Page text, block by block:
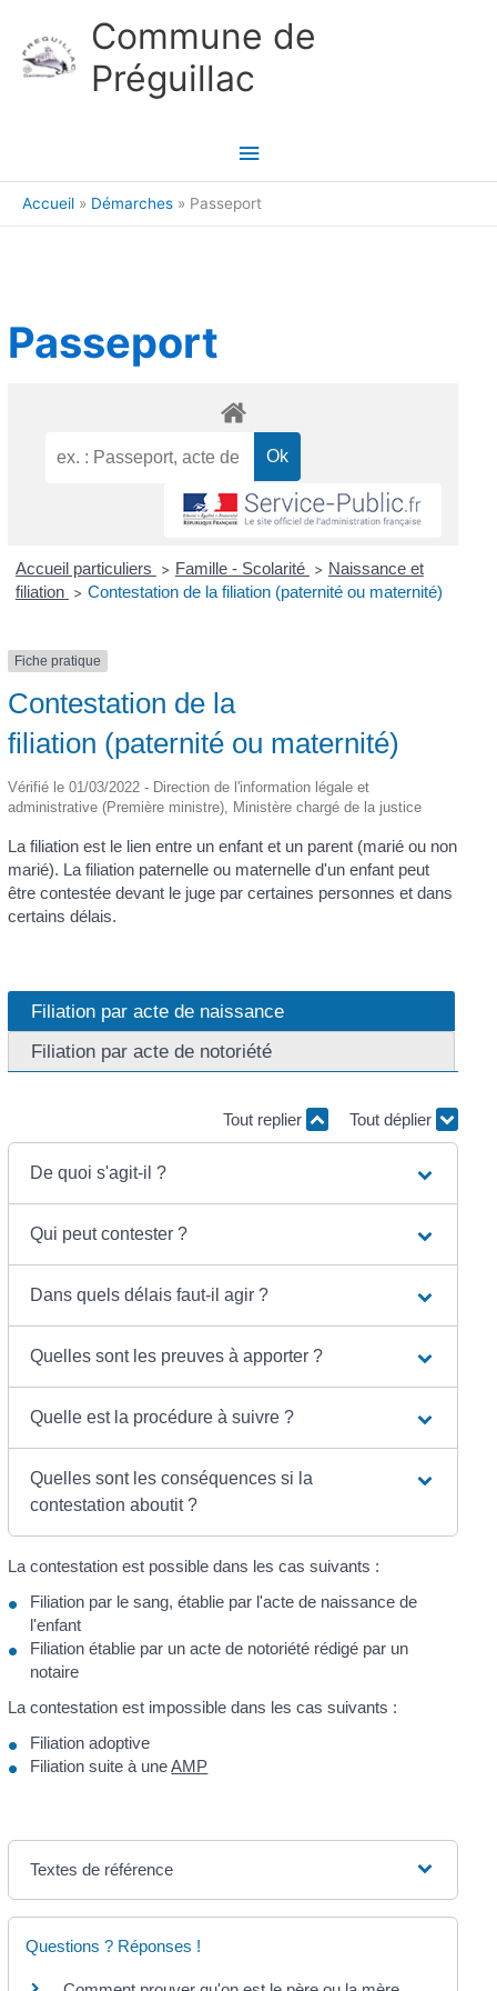
Commune de
Préguillac
Menu
principal
Accueil Démarches Passeport
Passeport
Accueil particuliers > Famille - Scolarité > Naissance et
filiation > Contestation de la filiation (paternité ou maternité)
Fiche pratique
Contestation de la
filiation (paternité ou maternité)
Vérifié le 01/03/2022 - Direction de l'information légale et
administrative (Première ministre), Ministère chargé de la justice
La filiation est le lien entre un enfant et un parent (marié ou non
marié). La filiation paternelle ou maternelle d'un enfant peut
être contestée devant le juge par certaines personnes et dans
certains délais.
Filiation par acte de naissance
Filiation par acte de notoriété
Tout replier Tout déplier
De quoi s'agit-il ?
Qui peut contester ?
Dans quels délais faut-il agir ?
Quelles sont les preuves à apporter ?
Quelle est la procédure à suivre ?
Quelles sont les conséquences si la
contestation aboutit ?
La contestation est possible dans les cas suivants :
Filiation par le sang, établie par l'acte de naissance de
l'enfant
Filiation établie par un acte de notoriété rédigé par un
notaire
La contestation est impossible dans les cas suivants :
Filiation adoptive
Filiation suite à uneAMP
Textes de référence
Questions ? Réponses !